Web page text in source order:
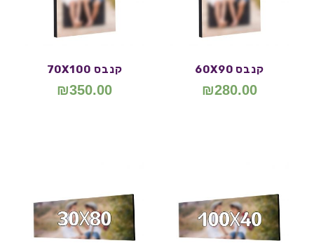
קנבס 60X90
₪280.00
קנבס 70X100
₪350.00